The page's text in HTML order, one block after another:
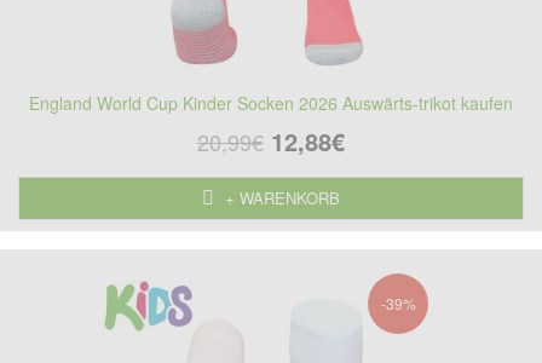
England World Cup Kinder Socken 2026 Auswärts-trikot kaufen
20,99€ 12,88€
+ WARENKORB
-39%